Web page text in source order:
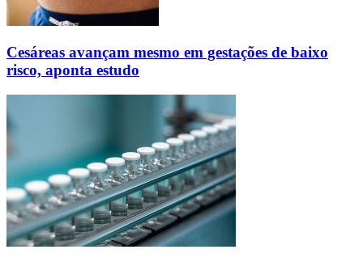
Cesáreas avançam mesmo em gestações de baixo
risco, aponta estudo